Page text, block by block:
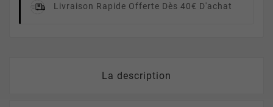
Livraison Rapide Offerte Dès 40€ D'achat
La description